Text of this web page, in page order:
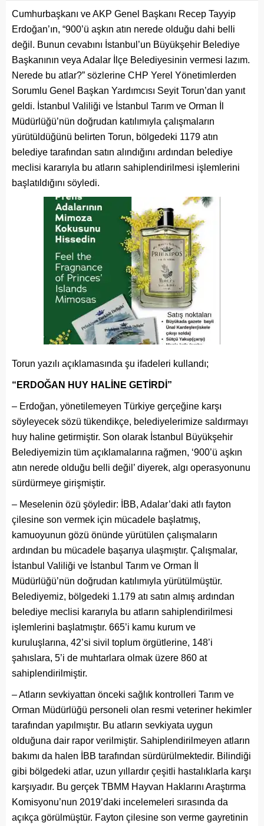
Cumhurbaşkanı ve AKP Genel Başkanı Recep Tayyip
Erdoğan’ın, “900’ü aşkın atın nerede olduğu dahi belli
değil. Bunun cevabını İstanbul’un Büyükşehir Belediye
Başkanının veya Adalar İlçe Belediyesinin vermesi lazım.
Nerede bu atlar?” sözlerine CHP Yerel Yönetimlerden
Sorumlu Genel Başkan Yardımcısı Seyit Torun’dan yanıt
geldi. İstanbul Valiliği ve İstanbul Tarım ve Orman İl
Müdürlüğü’nün doğrudan katılımıyla çalışmaların
yürütüldüğünü belirten Torun, bölgedeki 1179 atın
belediye tarafından satın alındığını ardından belediye
meclisi kararıyla bu atların sahiplendirilmesi işlemlerini
başlatıldığını söyledi.
Torun yazılı açıklamasında şu ifadeleri kullandı;
“ERDOĞAN HUY HALİNE GETİRDİ”
– Erdoğan, yönetilemeyen Türkiye gerçeğine karşı
söyleyecek sözü tükendikçe, belediyelerimize saldırmayı
huy haline getirmiştir. Son olarak İstanbul Büyükşehir
Belediyemizin tüm açıklamalarına rağmen, ‘900’ü aşkın
atın nerede olduğu belli değil’ diyerek, algı operasyonunu
sürdürmeye girişmiştir.
– Meselenin özü şöyledir: İBB, Adalar’daki atlı fayton
çilesine son vermek için mücadele başlatmış,
kamuoyunun gözü önünde yürütülen çalışmaların
ardından bu mücadele başarıya ulaşmıştır. Çalışmalar,
İstanbul Valiliği ve İstanbul Tarım ve Orman İl
Müdürlüğü’nün doğrudan katılımıyla yürütülmüştür.
Belediyemiz, bölgedeki 1.179 atı satın almış ardından
belediye meclisi kararıyla bu atların sahiplendirilmesi
işlemlerini başlatmıştır. 665’i kamu kurum ve
kuruluşlarına, 42’si sivil toplum örgütlerine, 148’i
şahıslara, 5’i de muhtarlara olmak üzere 860 at
sahiplendirilmiştir.
– Atların sevkiyattan önceki sağlık kontrolleri Tarım ve
Orman Müdürlüğü personeli olan resmi veteriner hekimler
tarafından yapılmıştır. Bu atların sevkiyata uygun
olduğuna dair rapor verilmiştir. Sahiplendirilmeyen atların
bakımı da halen İBB tarafından sürdürülmektedir. Bilindiği
gibi bölgedeki atlar, uzun yıllardır çeşitli hastalıklarla karşı
karşıyadır. Bu gerçek TBMM Hayvan Haklarını Araştırma
Komisyonu’nun 2019’daki incelemeleri sırasında da
açıkça görülmüştür. Fayton çilesine son verme gayretinin